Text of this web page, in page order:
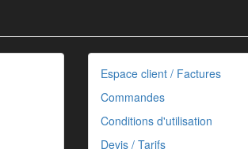
Espace client / Factures
Commandes
Conditions d'utilisation
Devis / Tarifs